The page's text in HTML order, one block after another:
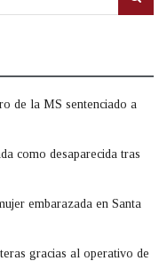
de la MS sentenciado a
como desaparecida tras
embarazada en Santa
gracias al operativo de